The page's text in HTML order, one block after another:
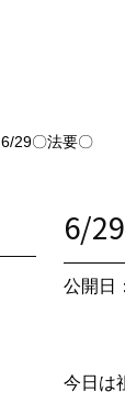
6/29〇法要〇
6/
公開日
今日は